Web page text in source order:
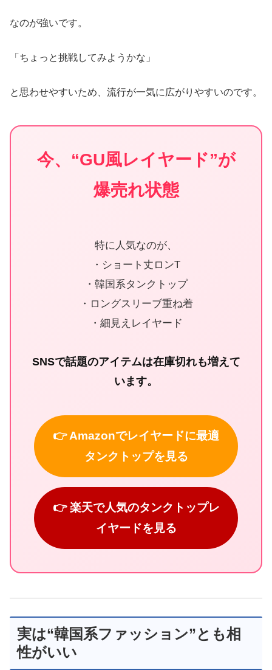
なのが強いです。
「ちょっと挑戦してみようかな」
と思わせやすいため、流行が一気に広がりやすいのです。
今、“GU風レイヤード”が
爆売れ状態
特に人気なのが、
・ショート丈ロンT
・韓国系タンクトップ
・ロングスリーブ重ね着
・細見えレイヤード
SNSで話題のアイテムは在庫切れも増えて
います。
👉 Amazonでレイヤードに最適
タンクトップを見る
👉 楽天で人気のタンクトップレ
イヤードを見る
実は“韓国系ファッション”とも相
性がいい